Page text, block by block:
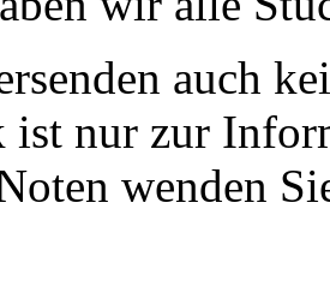
auch
ist nur zur
wenden